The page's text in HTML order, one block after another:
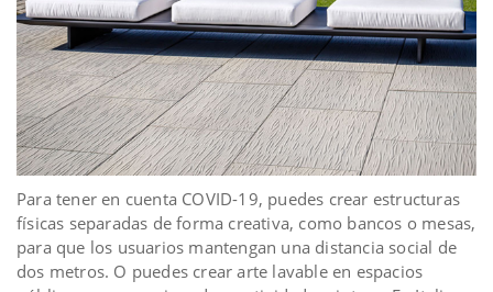
Para tener en cuenta COVID-19, puedes crear estructuras
físicas separadas de forma creativa, como bancos o mesas,
para que los usuarios mantengan una distancia social de
dos metros. O puedes crear arte lavable en espacios